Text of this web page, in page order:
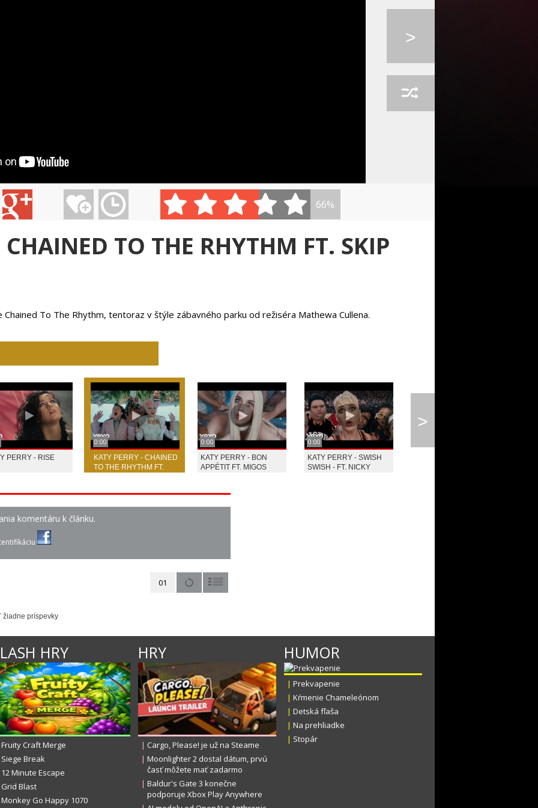
>
66%
CHAINED TO THE RHYTHM FT. SKIP
To The Rhythm, tentoraz v štýle zábavného parku od režiséra Mathewa Cullena.
PERRY - RISE
0:00
KATY PERRY - CHAINED
TO THE RHYTHM FT.
0:00
KATY PERRY - BON
APPÉTIT FT. MIGOS
0:00
KATY PERRY - SWISH
SWISH - FT. NICKY
>
komentáru k článku.
01
žiadne príspevky
HRY
Fruity Craft Merge
Siege Break
12 Minute Escape
Grid Blast
Monkey Go Happy 1070
HRY
| Cargo, Please! je už na Steame
| Moonlighter 2 dostal dátum, prvú
časť môžete mať zadarmo
| Baldur's Gate 3 konečne
podporuje Xbox Play Anywhere
HUMOR
| Prekvapenie
| Kŕmenie Chameleónom
| Detská fľaša
| Na prehliadke
| Stopár